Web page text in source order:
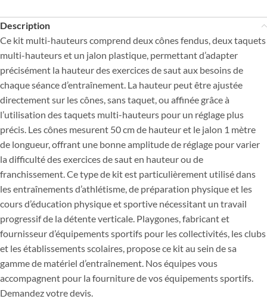
Description
Ce kit multi-hauteurs comprend deux cônes fendus, deux taquets
multi-hauteurs et un jalon plastique, permettant d’adapter
précisément la hauteur des exercices de saut aux besoins de
chaque séance d’entraînement. La hauteur peut être ajustée
directement sur les cônes, sans taquet, ou affinée grâce à
l’utilisation des taquets multi-hauteurs pour un réglage plus
précis. Les cônes mesurent 50 cm de hauteur et le jalon 1 mètre
de longueur, offrant une bonne amplitude de réglage pour varier
la difficulté des exercices de saut en hauteur ou de
franchissement. Ce type de kit est particulièrement utilisé dans
les entraînements d’athlétisme, de préparation physique et les
cours d’éducation physique et sportive nécessitant un travail
progressif de la détente verticale. Playgones, fabricant et
fournisseur d’équipements sportifs pour les collectivités, les clubs
et les établissements scolaires, propose ce kit au sein de sa
gamme de matériel d’entraînement. Nos équipes vous
accompagnent pour la fourniture de vos équipements sportifs.
Demandez votre devis.